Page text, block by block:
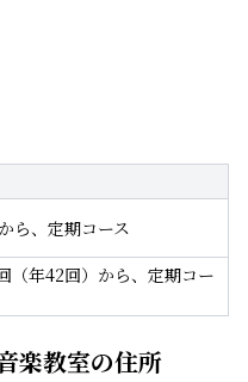
ら、定期コース
（年42回）から、定期コー
楽教室の住所